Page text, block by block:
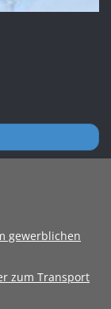
gewerblichen
zum Transport